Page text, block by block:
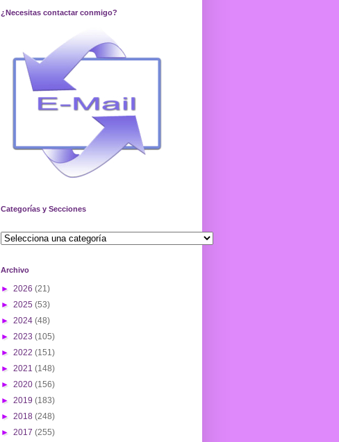
¿Necesitas contactar conmigo?
Categorías y Secciones
Archivo
► 2026 (21)
► 2025 (53)
► 2024 (48)
► 2023 (105)
► 2022 (151)
► 2021 (148)
► 2020 (156)
► 2019 (183)
► 2018 (248)
► 2017 (255)